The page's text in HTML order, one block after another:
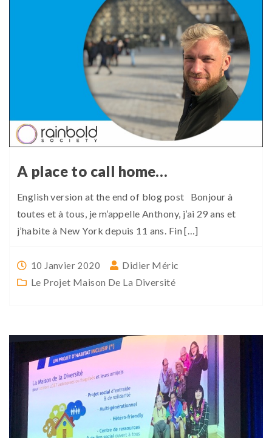
A place to call home…
English version at the end of blog post Bonjour à
toutes et à tous, je m’appelle Anthony, j’ai 29 ans et
j’habite à New York depuis 11 ans. Fin […]
10 Janvier 2020
Didier Méric
Le Projet Maison De La Diversité